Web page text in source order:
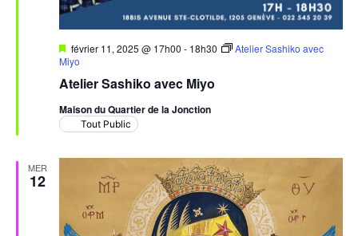
Atelier Sashiko avec Miyo
Mis
en
février 11, 2025 @ 17h00 - 18h30
Atelier Sashiko avec
Miyo
Maison du Quartier de la Jonction
Tout Public
MER
12